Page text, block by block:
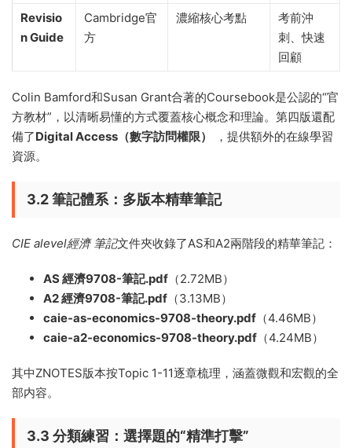
Revisio
n Guide
Cambridge官
方
濃縮核心考點
考前沖
刺、快速
回顧
Colin Bamford和Susan Grant合著的Coursebook是公認的“官
方教材”，以清晰易懂的方式覆蓋核心概念和理論。第四版還配
備了Digital Access（數字訪問權限）
，提供額外的在線學習
資源。
3.2 筆記體系：多版本精華筆記
CIE alevel經濟 筆記文件夾收錄了AS和A2兩階段的精華筆記：
AS 經濟9708-筆記.pdf （2.72MB）
A2 經濟9708-筆記.pdf （3.13MB）
caie-as-economics-9708-theory.pdf （4.46MB）
caie-a2-economics-9708-theory.pdf （4.24MB）
其中ZNOTES版本按Topic 1-11逐章梳理，涵蓋微觀和宏觀的全
部内容。
3.3 分類練習：選擇題的“精準打擊”